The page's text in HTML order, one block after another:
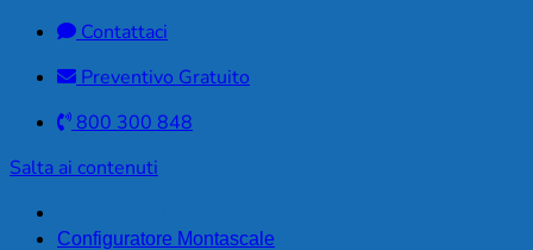
Contattaci
Preventivo Gratuito
800 300 848
Salta ai contenuti
Configuratore Montascale